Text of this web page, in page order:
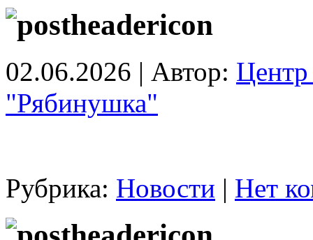
02.06.2026 | Автор: Центр
"Рябинушка"
Рубрика: Новости | Нет